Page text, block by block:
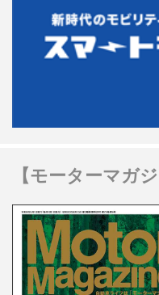
【モーターマガ